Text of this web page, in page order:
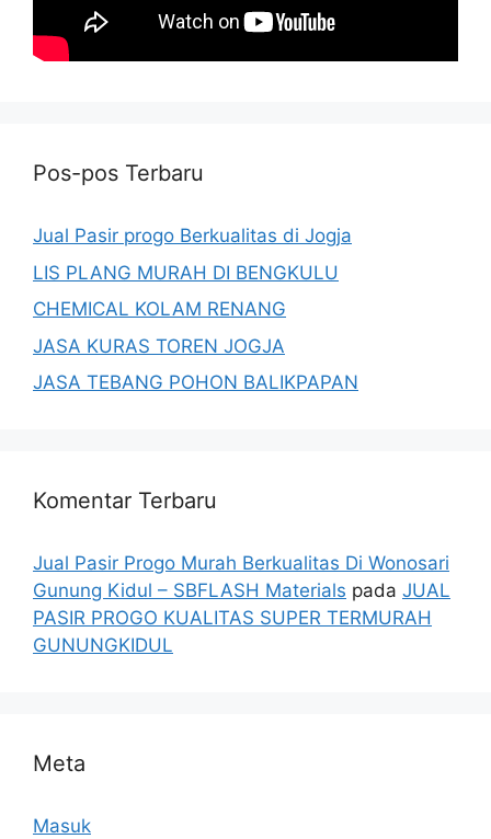
Pos-pos Terbaru
Jual Pasir progo Berkualitas di Jogja
LIS PLANG MURAH DI BENGKULU
CHEMICAL KOLAM RENANG
JASA KURAS TOREN JOGJA
JASA TEBANG POHON BALIKPAPAN
Komentar Terbaru
Jual Pasir Progo Murah Berkualitas Di Wonosari
Gunung Kidul – SBFLASH Materials pada JUAL
PASIR PROGO KUALITAS SUPER TERMURAH
GUNUNGKIDUL
Meta
Masuk